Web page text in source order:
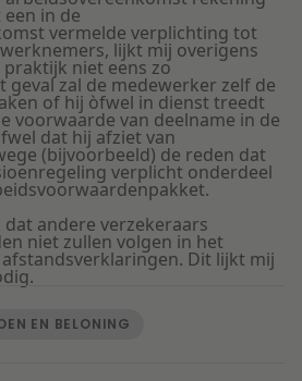
in de
vermelde verplichting tot
lijkt mij overigens
niet eens zo
zal de medewerker zelf de
of hij òfwel in dienst treedt
voorwaarde van deelname in de
dat hij afziet van
(bijvoorbeeld) de reden dat
verplicht onderdeel
andere verzekeraars
niet zullen volgen in het
Dit lijkt mij
EN BELONING